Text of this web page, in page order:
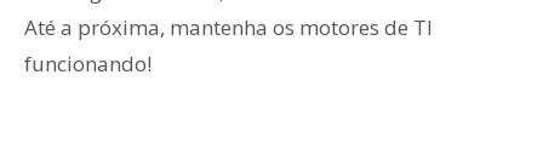
Até a próxima, mantenha os motores de TI
funcionando!